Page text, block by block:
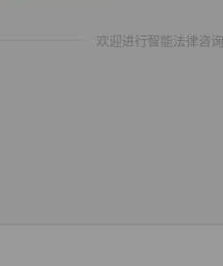
欢迎进行智能法律咨询